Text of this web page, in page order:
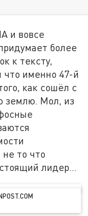
и вовсе
более
к тексту,
что именно 47-й
как сошёл с
землю. Мол, из
то что
лидер…